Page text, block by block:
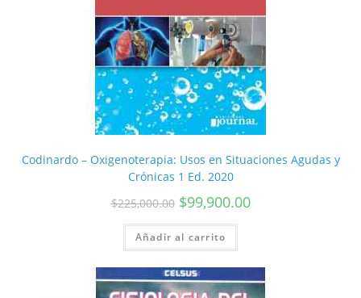
Codinardo – Oxigenoterapia: Usos en Situaciones Agudas y
Crónicas 1 Ed. 2020
$225,000.00 $99,900.00
Añadir al carrito